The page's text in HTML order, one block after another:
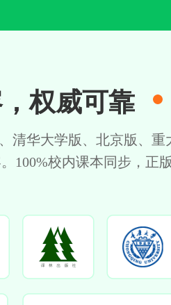
权威可靠
清华大学版、北京版、
100%校内课本同步，正